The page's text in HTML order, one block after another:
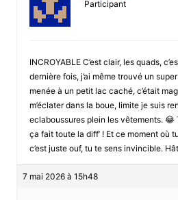
Participant
INCROYABLE C’est clair, les quads,
dernière fois, j’ai même trouvé un
menée à un petit lac caché, c’était
m’éclater dans la boue, limite je suis
eclaboussures plein les vêtements. 😂
ça fait toute la diff’ ! Et ce moment où
c’est juste ouf, tu te sens invincible.
7 mai 2026 à 15h48